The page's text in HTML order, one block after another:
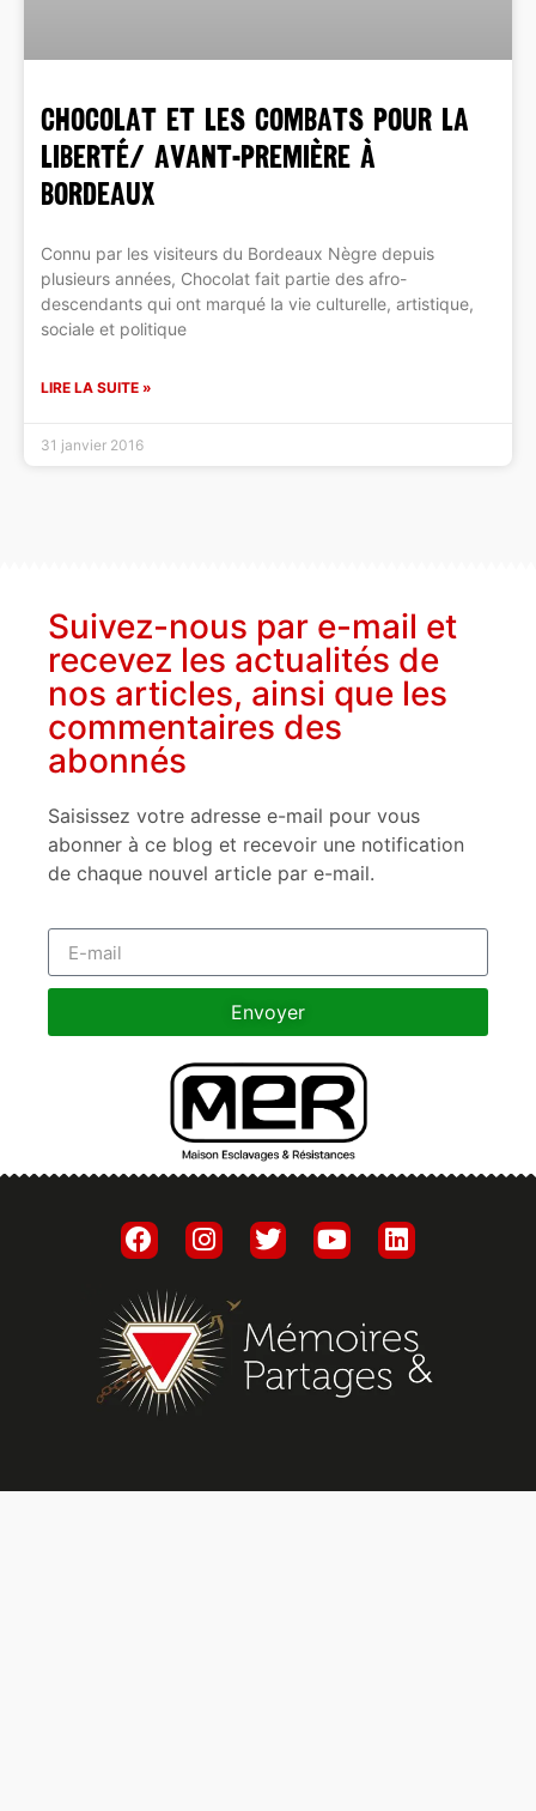
CHOCOLAT et les combats pour la
liberté/ Avant-première à
Bordeaux
Connu par les visiteurs du Bordeaux Nègre depuis
plusieurs années, Chocolat fait partie des afro-
descendants qui ont marqué la vie culturelle, artistique,
sociale et politique
LIRE LA SUITE »
31 janvier 2016
Suivez-nous par e-mail et
recevez les actualités de
nos articles, ainsi que les
commentaires des
abonnés
Saisissez votre adresse e-mail pour vous
abonner à ce blog et recevoir une notification
de chaque nouvel article par e-mail.
Envoyer